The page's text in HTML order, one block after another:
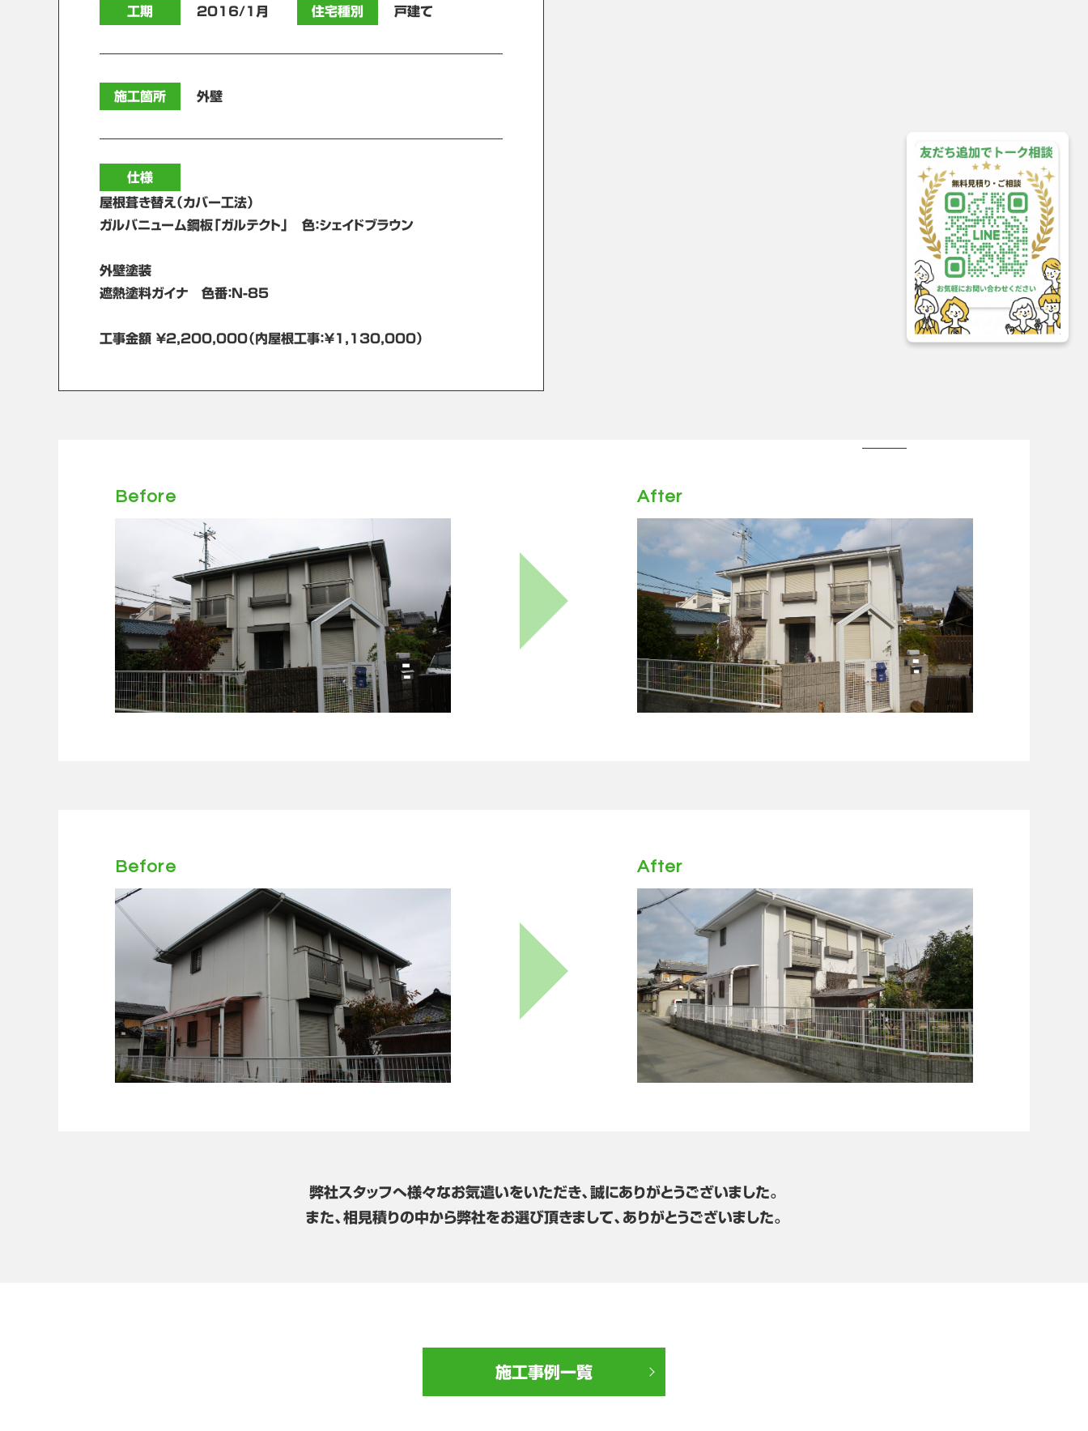
工期 2016/1月 住宅種別 戸建て
施工箇所 外壁
仕様
屋根葺き替え（カバー工法）
ガルバニューム鋼板「ガルテクト」 色：シェイドブラウン
外壁塗装
遮熱塗料ガイナ 色番：N-85
工事金額 ￥2,200,000（内屋根工事：￥1,130,000）
Before After
Before After
弊社スタッフへ様々なお気遣いをいただき、誠にありがとうございました。
また、相見積りの中から弊社をお選び頂きまして、ありがとうございました。
施工事例一覧